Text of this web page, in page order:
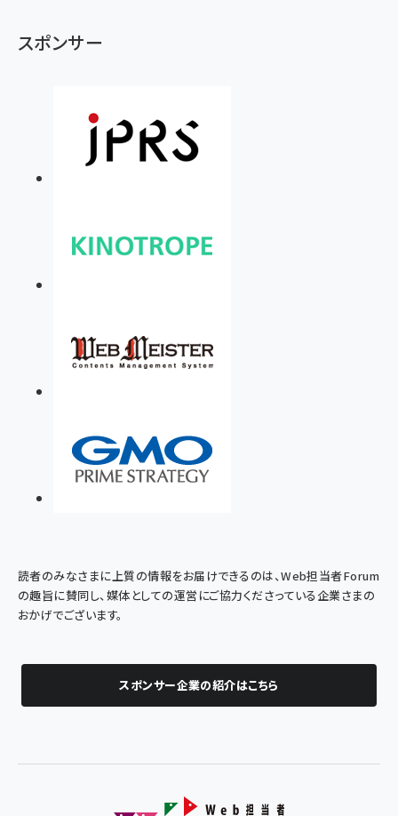
スポンサー
読者のみなさまに上質の情報をお届けできるのは、Web担当者Forum
の趣旨に賛同し、媒体としての運営にご協力くださっている企業さまの
おかげでございます。
スポンサー企業の紹介はこちら